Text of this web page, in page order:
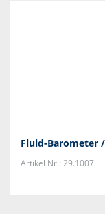
Fluid-Barometer
Artikel Nr.: 29.1007